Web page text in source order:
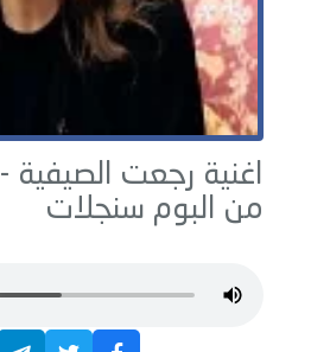
اغنية رجعت الصيفية -
من البوم سنجلات